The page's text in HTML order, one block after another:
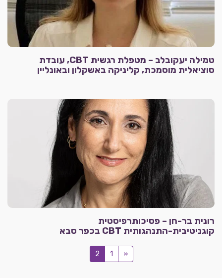
טמילה יעקובלב – מטפלת רגשית CBT, עובדת
סוציאלית מוסמכת, קליניקה באשקלון ובאונליין
רונית בר-חן – פסיכותרפיסטית
קוגניטיבית-התנהגותית CBT בכפר סבא
«
1
2